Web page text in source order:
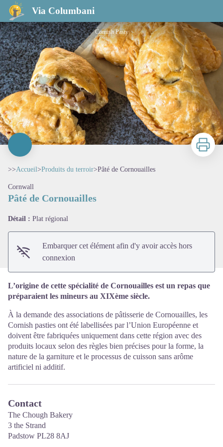
Via Columbani
Pâté de Cornouailles
Cornish Pasty
Imprimer
>>Accueil>Produits du terroir>Pâté de Cornouailles
Cornwall
Pâté de Cornouailles
Détail : Plat régional
Embarquer cet élément afin d'y avoir accès hors
connexion
L’origine de cette spécialité de Cornouailles est un repas que
préparaient les mineurs au XIXème siècle.
À la demande des associations de pâtisserie de Cornouailles, les
Cornish pasties ont été labellisées par l’Union Européenne et
doivent être fabriquées uniquement dans cette région avec des
produits locaux selon des règles bien précises pour la forme, la
nature de la garniture et le processus de cuisson sans arôme
artificiel ni additif.
Contact
The Chough Bakery
3 the Strand
Padstow PL28 8AJ